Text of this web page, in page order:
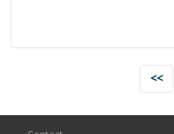
<<